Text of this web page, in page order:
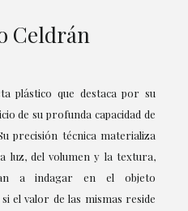
Celdrán
plástico que destaca por su
de su profunda capacidad de
precisión técnica materializa
luz, del volumen y la textura,
a indagar en el objeto
el valor de las mismas reside